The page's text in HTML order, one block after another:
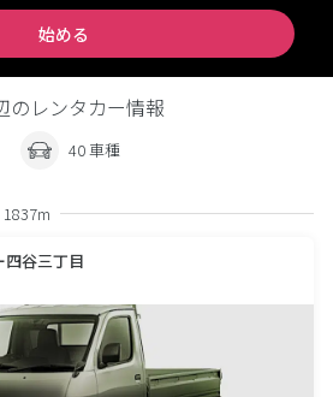
始める
のレンタカー情報
40 車種
1837m
四谷三丁目